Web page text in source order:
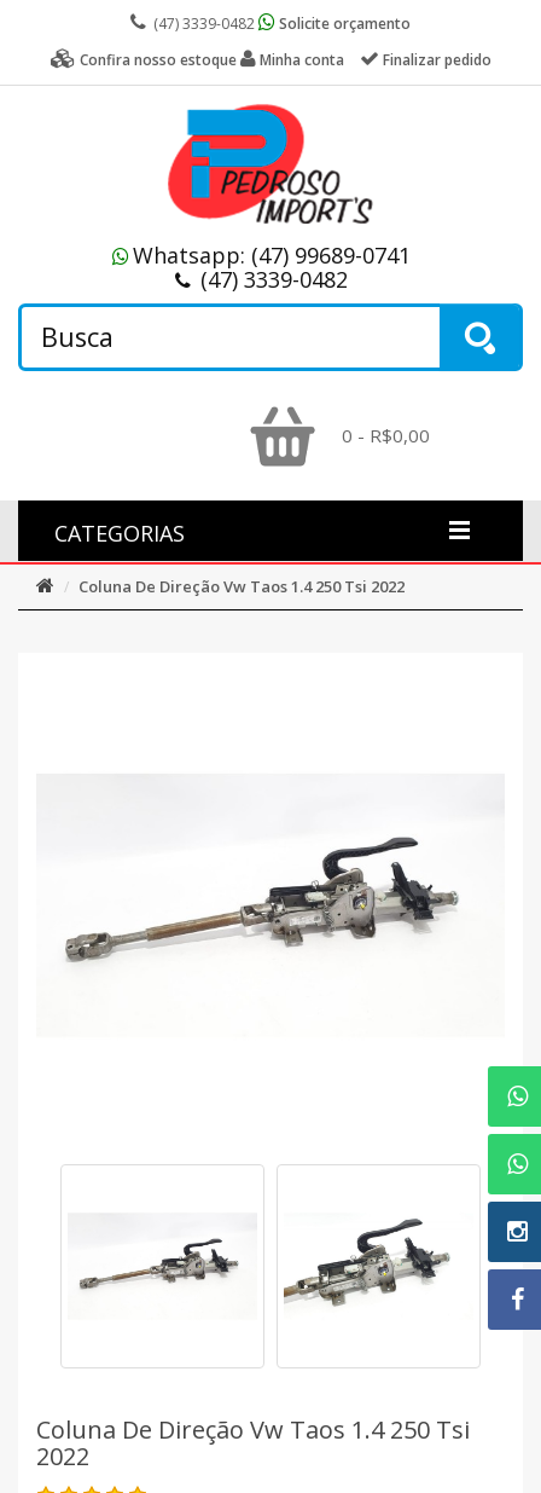
(47) 3339-0482
Solicite orçamento
Confira nosso estoque
Minha conta Finalizar pedido
Whatsapp: (47) 99689-0741
(47) 3339-0482
0 - R$0,00
CATEGORIAS
Coluna De Direção Vw Taos 1.4 250 Tsi 2022
Coluna De Direção Vw Taos 1.4 250 Tsi
2022